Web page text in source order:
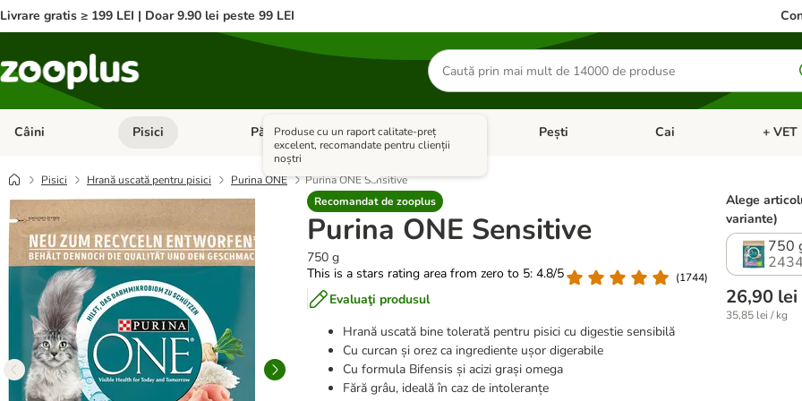
Livrare gratis ≥ 199 LEI | Doar 9.90 lei peste 99 LEI
Căutare
produse
Câini Deschideți meniul cu categorii: Câini
Pisici Deschideți meniul cu categorii: Pisici
Păsări Deschideți meniul cu categorii: Păsări
Animale mici Deschideți meniul cu categorii: Animale mici
Pești Deschideți meniul cu
Cai +
Pisici Hrană uscată pentru pisici Purina ONE
Purina ONE Sensitive
Recomandat de zooplus
Produse cu un raport calitate-preț
excelent, recomandate pentru clienții
noștri
Purina ONE Sensitive
750 g
This is a stars rating area from zero to 5: 4.8/5
(1744)
Evaluaţi produsul
Hrană uscată bine tolerată pentru pisici cu digestie sensibilă
Cu curcan și orez ca ingrediente ușor digerabile
Cu formula Bifensis și acizi grași omega
Fără grâu, ideală în caz de intoleranțe
Alege
variante)
750
26,90 lei
35,85 lei / kg